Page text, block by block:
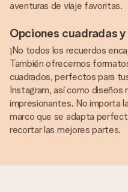
aventuras de viaje favoritas.
Opciones cuadradas
¡No todos los recuerdos
También ofrecemos
cuadrados, perfectos para
Instagram, así como diseños
impresionantes. No importa
marco que se adapta
recortar las mejores partes.